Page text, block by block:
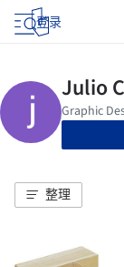
登录
整理